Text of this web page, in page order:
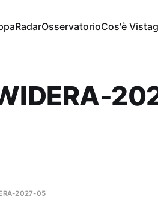
RadarOsservatorioCos'è
2027-05